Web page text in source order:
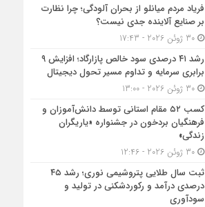
فریاد مردم میانلو از بحران آلودگی؛ چرا نظارت
بر صنایع آلاینده جدی نیست؟
30 ژوئن 2026 - 17:43
رشد ۴۱ درصدی سود خالص پازارگاد؛ افزایش ۹
برابری سرمایه و تداوم مسیر تحول دیجیتال
30 ژوئن 2026 - 13:00
کسب ۵۲ مقام استانی توسط دانش‌آموزان و
فرهنگیان بردخون در جشنواره «یاریگران
زندگی»
30 ژوئن 2026 - 12:46
ثبت سال طلایی پتروشیمی نوری؛ رشد ۴۵
درصدی درآمد و رکوردشکنی در تولید و
سودآوری